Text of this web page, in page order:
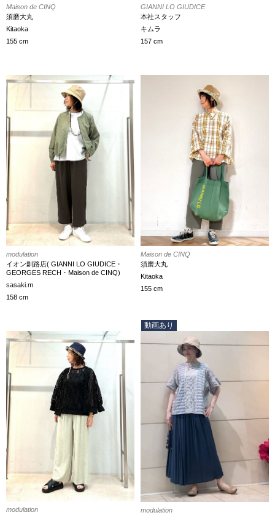
Maison de CINQ
須磨大丸
Kitaoka
155 cm
GIANNI LO GIUDICE
本社スタッフ
キムラ
157 cm
modulation
イオン釧路店( GIANNI LO GIUDICE・
GEORGES RECH・Maison de CINQ)
sasaki.m
158 cm
Maison de CINQ
須磨大丸
Kitaoka
155 cm
modulation
動画あり
modulation